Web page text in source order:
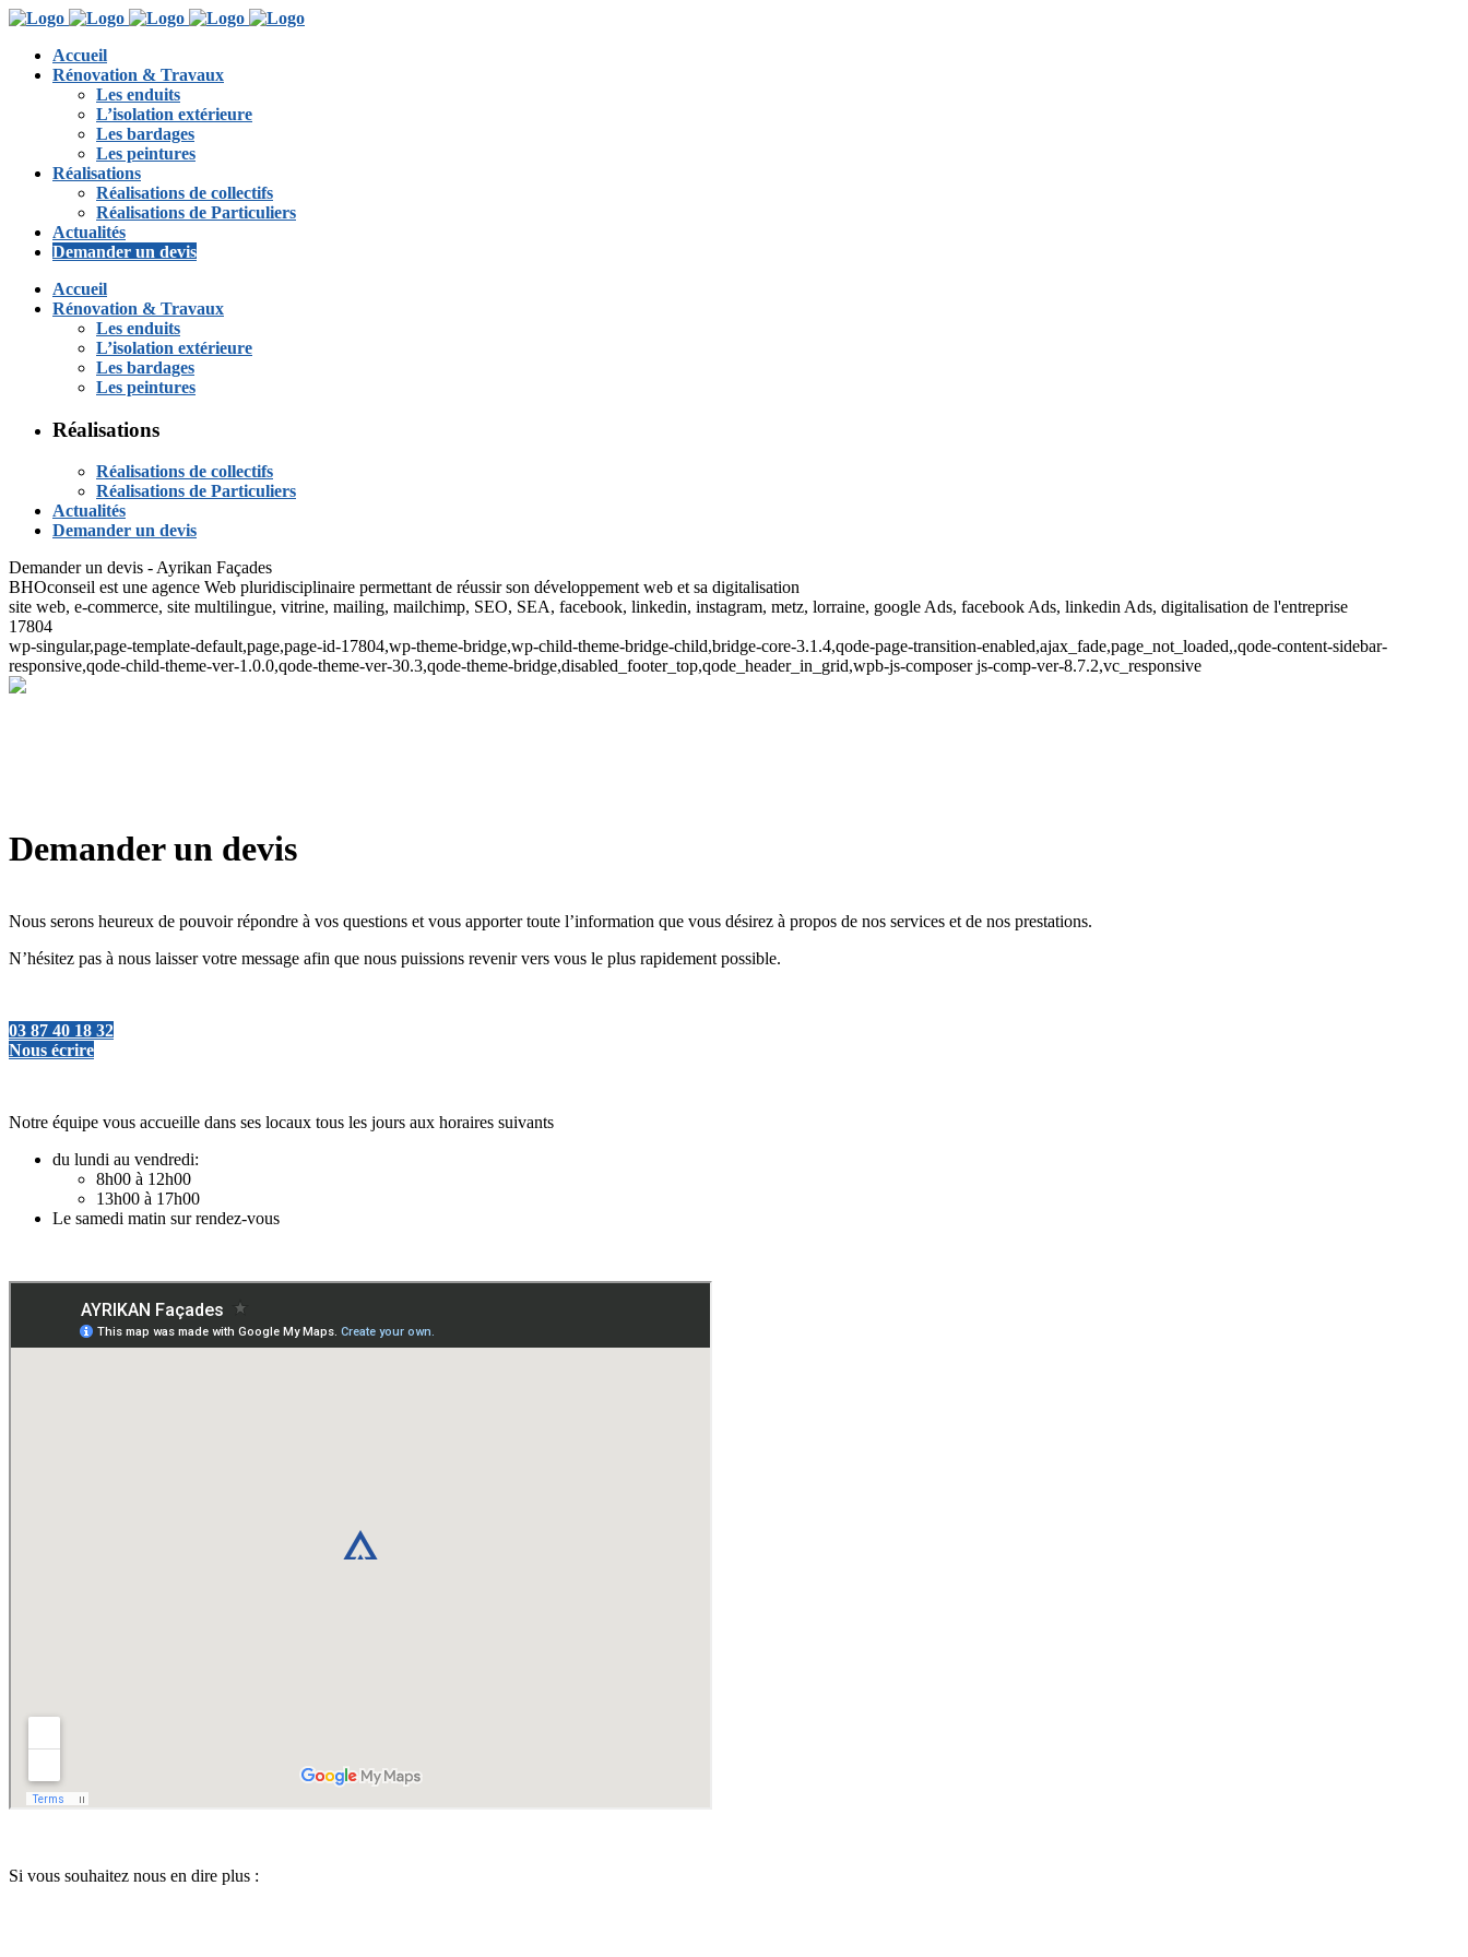
Accueil
Rénovation & Travaux
Les enduits
L’isolation extérieure
Les bardages
Les peintures
Réalisations
Réalisations de collectifs
Réalisations de Particuliers
Actualités
Demander un devis
Accueil
Rénovation & Travaux
Les enduits
L’isolation extérieure
Les bardages
Les peintures
Réalisations
Réalisations de collectifs
Réalisations de Particuliers
Actualités
Demander un devis
Demander un devis - Ayrikan Façades
BHOconseil est une agence Web pluridisciplinaire permettant de réussir son développement web et sa digitalisation
site web, e-commerce, site multilingue, vitrine, mailing, mailchimp, SEO, SEA, facebook, linkedin, instagram, metz, lorraine, google Ads, facebook Ads, linkedin Ads, digitalisation de l'entreprise
17804
wp-singular,page-template-default,page,page-id-17804,wp-theme-bridge,wp-child-theme-bridge-child,bridge-core-3.1.4,qode-page-transition-enabled,ajax_fade,page_not_loaded,,qode-content-sidebar-
responsive,qode-child-theme-ver-1.0.0,qode-theme-ver-30.3,qode-theme-bridge,disabled_footer_top,qode_header_in_grid,wpb-js-composer js-comp-ver-8.7.2,vc_responsive
Demander un devis
Nous serons heureux de pouvoir répondre à vos questions et vous apporter toute l’information que vous désirez à propos de nos services et de nos prestations.
N’hésitez pas à nous laisser votre message afin que nous puissions revenir vers vous le plus rapidement possible.
03 87 40 18 32
Nous écrire
Notre équipe vous accueille dans ses locaux tous les jours aux horaires suivants
du lundi au vendredi:
8h00 à 12h00
13h00 à 17h00
Le samedi matin sur rendez-vous
Si vous souhaitez nous en dire plus :